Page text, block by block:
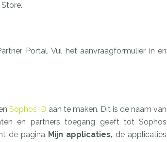
Portal. Vul het aanvraagformulier in en
Sophos ID aan te maken. Dit is de naam van
en partners toegang geeft tot Sophos
de pagina Mijn applicaties, de applicaties